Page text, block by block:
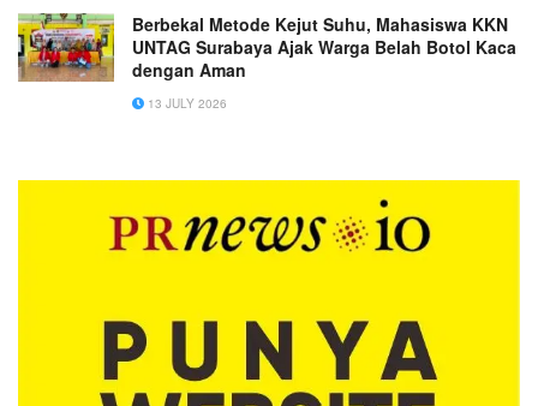
Berbekal Metode Kejut Suhu, Mahasiswa KKN
UNTAG Surabaya Ajak Warga Belah Botol Kaca
dengan Aman
13 JULY 2026